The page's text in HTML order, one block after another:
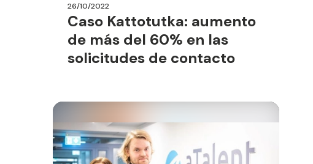
26/10/2022
Caso Kattotutka: aumento
de más del 60% en las
solicitudes de contacto